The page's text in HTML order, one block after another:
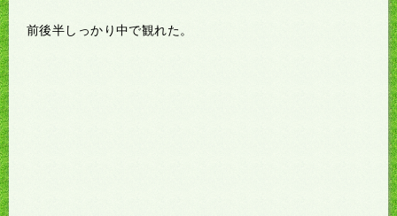
前後半しっかり中で観れた。